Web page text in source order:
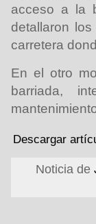
acceso a la
detallaron
carretera
En el otro
barriada,
Descargar
Noticia de